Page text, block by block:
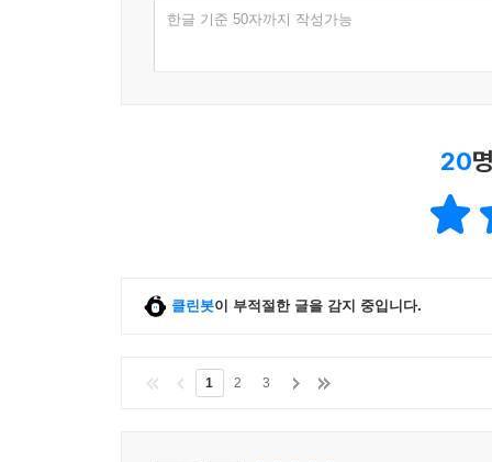
한글 기준 50자까지 작성가능
20
클린봇이 부적절한 글을 감지 중입니다.
1 2 3